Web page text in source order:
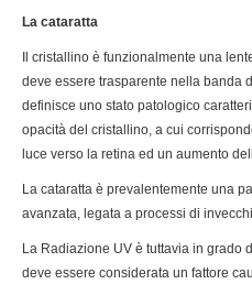
La cataratta
Il cristallino è funzionalmente una
deve essere trasparente nella banda
definisce uno stato patologico
opacità del cristallino, a cui
luce verso la retina ed un aumento
La cataratta è prevalentemente una
avanzata, legata a processi di
La Radiazione UV è tuttavia in grado
deve essere considerata un fattore